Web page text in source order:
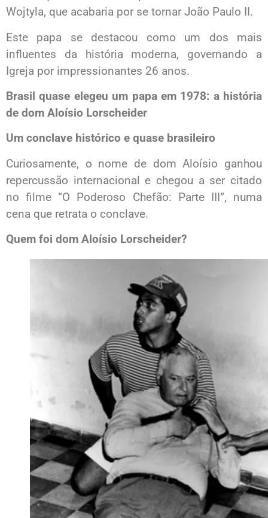
Wojtyla, que acabaria por se tornar João Paulo II.
Este papa se destacou como um dos mais
influentes da história moderna, governando a
Igreja por impressionantes 26 anos.
Brasil quase elegeu um papa em 1978: a história
de dom Aloísio Lorscheider
Um conclave histórico e quase brasileiro
Curiosamente, o nome de dom Aloísio ganhou
repercussão internacional e chegou a ser citado
no filme “O Poderoso Chefão: Parte III”, numa
cena que retrata o conclave.
Quem foi dom Aloísio Lorscheider?